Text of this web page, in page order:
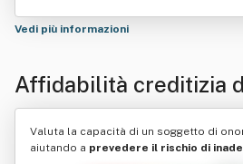
Vedi più informazioni
Affidabilità creditizia
Valuta la capacità di un soggetto di
aiutando a prevedere il rischio di